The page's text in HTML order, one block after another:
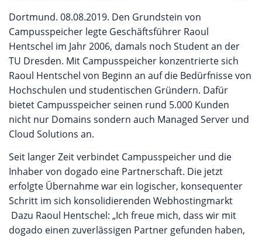
Dortmund. 08.08.2019. Den Grundstein von
Campusspeicher legte Geschäftsführer Raoul
Hentschel im Jahr 2006, damals noch Student an der
TU Dresden. Mit Campusspeicher konzentrierte sich
Raoul Hentschel von Beginn an auf die Bedürfnisse von
Hochschulen und studentischen Gründern. Dafür
bietet Campusspeicher seinen rund 5.000 Kunden
nicht nur Domains sondern auch Managed Server und
Cloud Solutions an.
Seit langer Zeit verbindet Campusspeicher und die
Inhaber von dogado eine Partnerschaft. Die jetzt
erfolgte Übernahme war ein logischer, konsequenter
Schritt im sich konsolidierenden Webhostingmarkt
Dazu Raoul Hentschel: „Ich freue mich, dass wir mit
dogado einen zuverlässigen Partner gefunden haben,